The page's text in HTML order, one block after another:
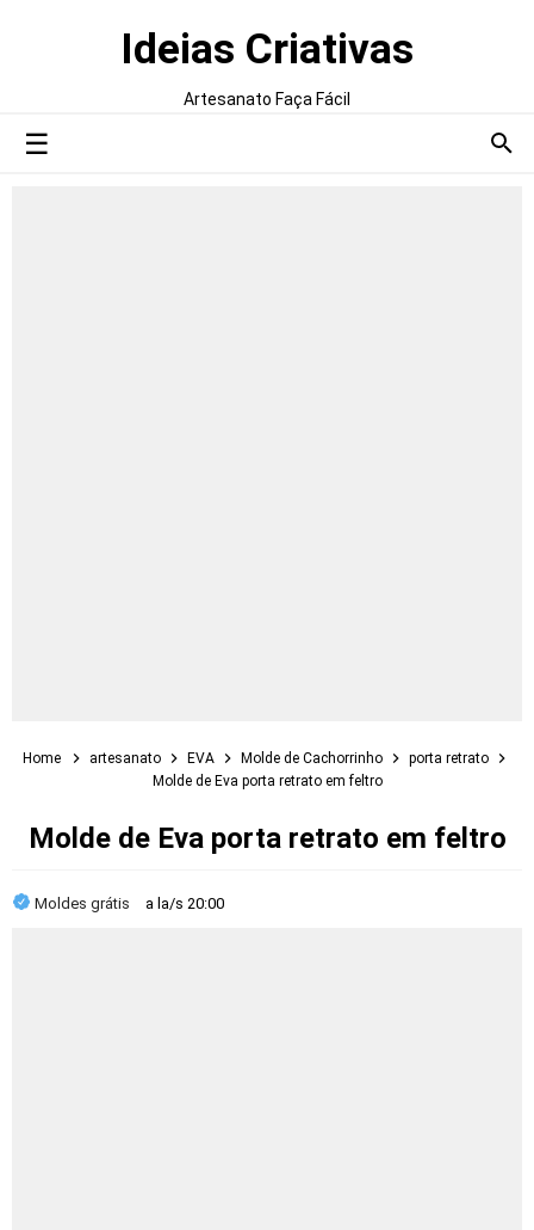
Ideias Criativas
Artesanato Faça Fácil
Home artesanato EVA Molde de Cachorrinho
porta retrato
Molde de Eva porta retrato em feltro
Molde de Eva porta retrato em feltro
Moldes grátis a la/s 20:00